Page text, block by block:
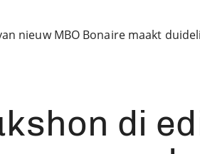
nieuw MBO Bonaire maakt
di